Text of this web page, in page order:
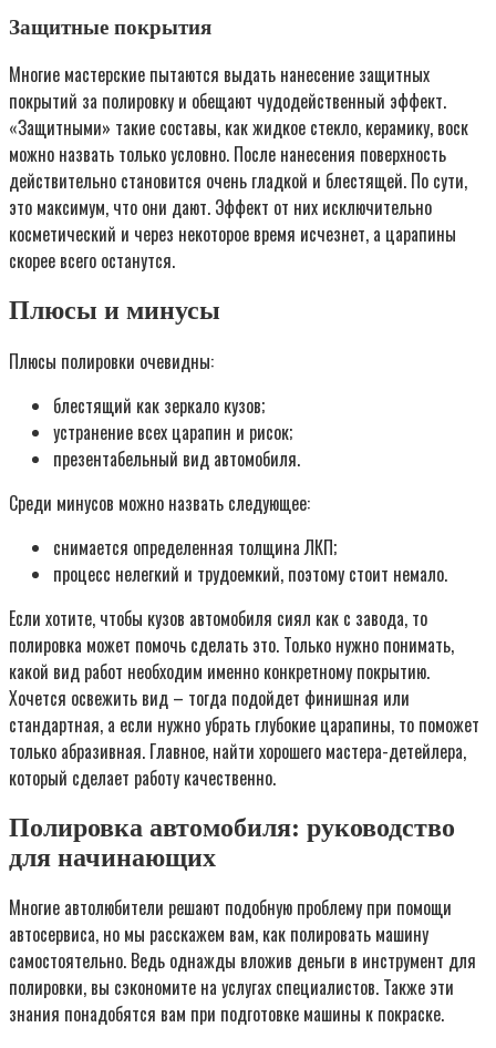
Защитные покрытия
Многие мастерские пытаются выдать нанесение защитных
покрытий за полировку и обещают чудодейственный эффект.
«Защитными» такие составы, как жидкое стекло, керамику, воск
можно назвать только условно. После нанесения поверхность
действительно становится очень гладкой и блестящей. По сути,
это максимум, что они дают. Эффект от них исключительно
косметический и через некоторое время исчезнет, а царапины
скорее всего останутся.
Плюсы и минусы
Плюсы полировки очевидны:
блестящий как зеркало кузов;
устранение всех царапин и рисок;
презентабельный вид автомобиля.
Среди минусов можно назвать следующее:
снимается определенная толщина ЛКП;
процесс нелегкий и трудоемкий, поэтому стоит немало.
Если хотите, чтобы кузов автомобиля сиял как с завода, то
полировка может помочь сделать это. Только нужно понимать,
какой вид работ необходим именно конкретному покрытию.
Хочется освежить вид – тогда подойдет финишная или
стандартная, а если нужно убрать глубокие царапины, то поможет
только абразивная. Главное, найти хорошего мастера-детейлера,
который сделает работу качественно.
Полировка автомобиля: руководство
для начинающих
Многие автолюбители решают подобную проблему при помощи
автосервиса, но мы расскажем вам, как полировать машину
самостоятельно. Ведь однажды вложив деньги в инструмент для
полировки, вы сэкономите на услугах специалистов. Также эти
знания понадобятся вам при подготовке машины к покраске.